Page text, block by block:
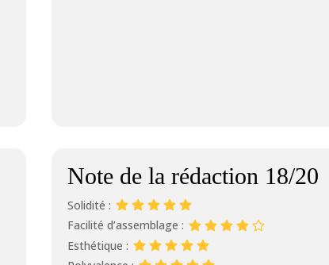
Note de la rédaction 18/20
Solidité :
Facilité d’assemblage :
Esthétique :